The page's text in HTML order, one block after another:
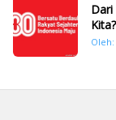
Kita?